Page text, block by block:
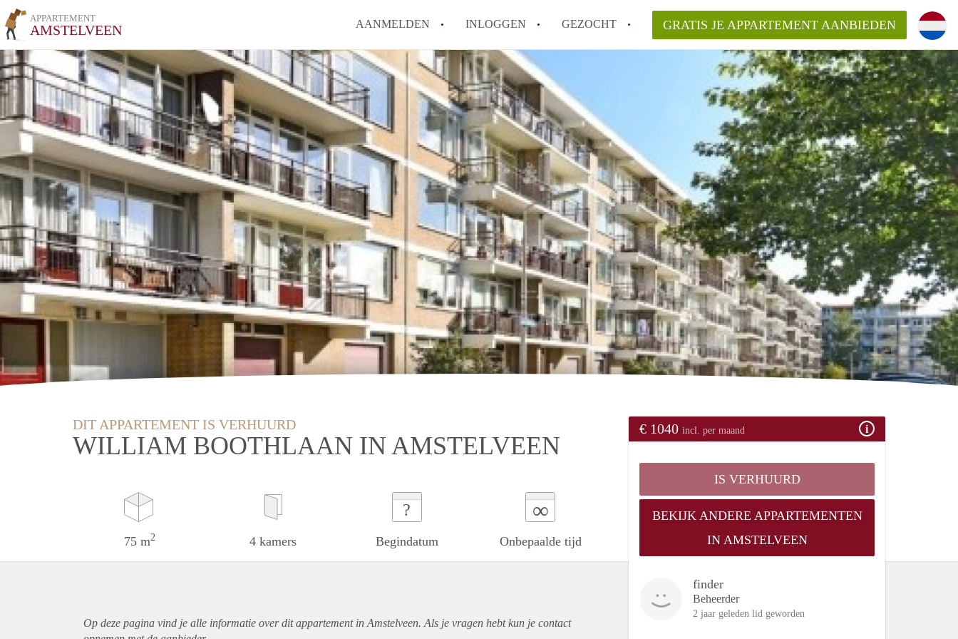
APPARTEMENT
AMSTELVEEN AANMELDEN INLOGGEN GEZOCHT GRATIS JE APPARTEMENT AANBIEDEN
DIT APPARTEMENT IS VERHUURD
WILLIAM BOOTHLAAN IN AMSTELVEEN
75 m2 4 kamers
?
Begindatum
∞
Onbepaalde tijd
€ 1040 incl. per maand
IS VERHUURD
BEKIJK ANDERE APPARTEMENTEN
IN AMSTELVEEN
finder
Beheerder
2 jaar geleden lid geworden
Op deze pagina vind je alle informatie over ditappartementin Amstelveen. Als je vragen hebt kun je contact